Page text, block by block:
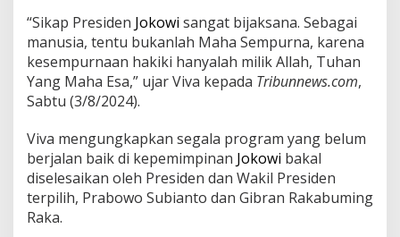
s
i
a
w
i
D
P
S
i
“Sikap Presiden Jokowi sangat bijaksana. Sebagai
manusia, tentu bukanlah Maha Sempurna, karena
kesempurnaan hakiki hanyalah milik Allah, Tuhan
Yang Maha Esa,” ujar Viva kepada Tribunnews.com,
Sabtu (3/8/2024).
Viva mengungkapkan segala program yang belum
berjalan baik di kepemimpinan Jokowi bakal
diselesaikan oleh Presiden dan Wakil Presiden
terpilih, Prabowo Subianto dan Gibran Rakabuming
Raka.